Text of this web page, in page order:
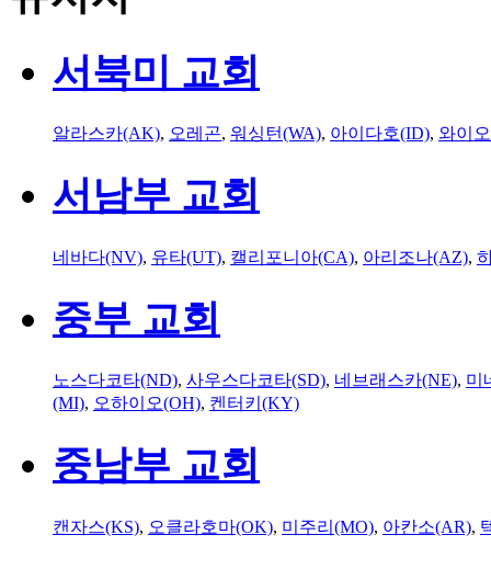
서북미 교회
알라스카(AK), 오레곤, 워싱턴(WA), 아이다호(ID), 와이
서남부 교회
네바다(NV), 유타(UT), 캘리포니아(CA), 아리조나(AZ),
중부 교회
노스다코타(ND), 사우스다코타(SD), 네브래스카(NE), 미
(MI), 오하이오(OH), 켄터키(KY)
중남부 교회
캔자스(KS), 오클라호마(OK), 미주리(MO), 아칸소(AR),